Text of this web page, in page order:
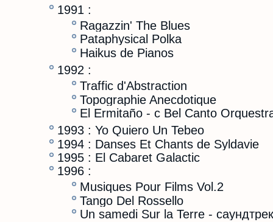
1991 :
Ragazzin' The Blues
Pataphysical Polka
Haikus de Pianos
1992 :
Traffic d'Abstraction
Topographie Anecdotique
El Ermitaño - с Bel Canto
1993 : Yo Quiero Un Tebeo
1994 : Danses Et Chants de Syldavie
1995 : El Cabaret Galactic
1996 :
Musiques Pour Films Vol.2
Tango Del Rossello
Un samedi Sur la Terre - саундтрек